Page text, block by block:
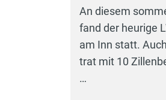
An diesem
fand der heurige
am Inn statt.
trat mit 10
…